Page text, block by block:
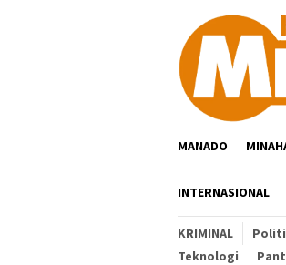
MANADO
INTERNASIONAL
KRIMINAL
Teknologi